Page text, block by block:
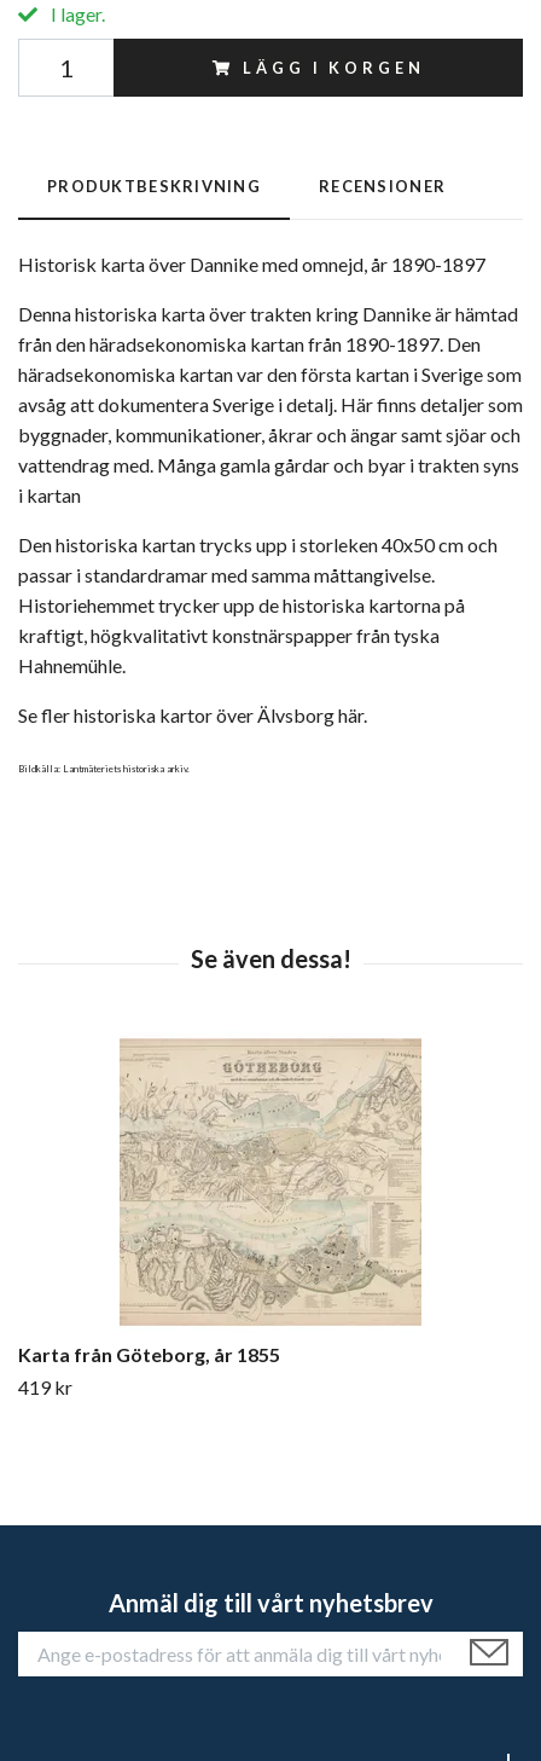
I lager.
LÄGG I KORGEN
PRODUKTBESKRIVNING RECENSIONER
Historisk karta över Dannike med omnejd, år 1890-1897
Denna historiska karta över trakten kring Dannike är hämtad
från den häradsekonomiska kartan från 1890-1897. Den
häradsekonomiska kartan var den första kartan i Sverige som
avsåg att dokumentera Sverige i detalj. Här finns detaljer som
byggnader, kommunikationer, åkrar och ängar samt sjöar och
vattendrag med. Många gamla gårdar och byar i trakten syns
i kartan
Den historiska kartan trycks upp i storleken 40x50 cm och
passar i standardramar med samma måttangivelse.
Historiehemmet trycker upp de historiska kartorna på
kraftigt, högkvalitativt konstnärspapper från tyska
Hahnemühle.
Se fler historiska kartor över Älvsborg här.
Bildkälla: Lantmäteriets historiska arkiv.
Karta från Göteborg, år 1855
419 kr
Anmäl dig till vårt nyhetsbrev